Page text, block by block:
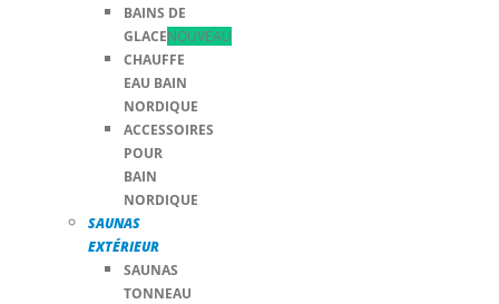
BAINS DE
GLACENOUVEAU
CHAUFFE
EAU BAIN
NORDIQUE
ACCESSOIRES
POUR
BAIN
NORDIQUE
SAUNAS
EXTÉRIEUR
SAUNAS
TONNEAU